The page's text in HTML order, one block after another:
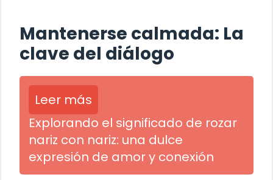
Mantenerse calmada: La
clave del diálogo
Leer más
Explorando el significado de rozar
nariz con nariz: una dulce
expresión de amor y conexión